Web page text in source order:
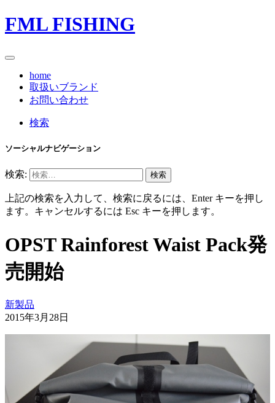
FML FISHING
home
取扱いブランド
お問い合わせ
検索
ソーシャルナビゲーション
検索:
上記の検索を入力して、検索に戻るには、Enter キーを押し
ます。キャンセルするには Esc キーを押します。
OPST RainforestWaist Pack発
売開始
新製品
2015年3月28日